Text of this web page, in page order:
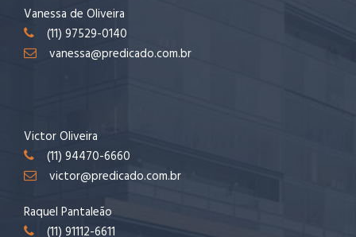
Vanessa de Oliveira
(11) 97529-0140
vanessa@predicado.com.br
Victor Oliveira
(11) 94470-6660
victor@predicado.com.br
Raquel Pantaleão
(11) 91112-6611